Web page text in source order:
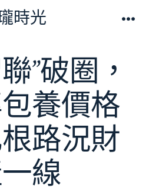
時光
”破圈，
養價格
路況財
線